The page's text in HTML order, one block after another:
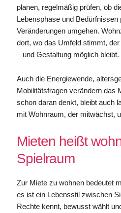
planen, regelmäßig prüfen, ob
Lebensphase und Bedürfnissen
Veränderungen umgehen.
dort, wo das Umfeld stimmt,
– und Gestaltung möglich bleibt.
Auch die Energiewende,
Mobilitätsfragen verändern das
schon daran denkt, bleibt auch
mit Wohnraum, der mitwächst,
Mieten heißt
Spielraum
Zur Miete zu wohnen bedeutet
es ist ein Lebensstil zwischen
Rechte kennt, bewusst wählt